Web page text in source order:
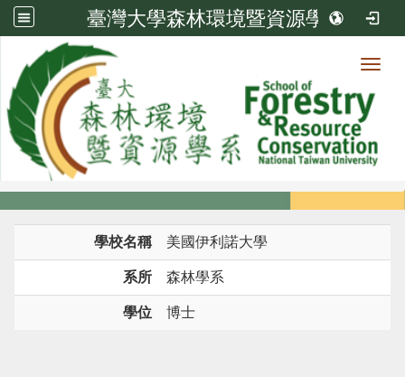
臺灣大學森林環境暨資源學系
系所成員
系所成員
學校名稱 美國伊利諾大學
系所 森林學系
學位 博士